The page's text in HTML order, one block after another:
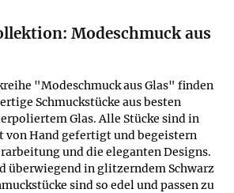
Modeschmuck aus
"Modeschmuck aus Glas" finden
Schmuckstücke aus besten
Glas. Alle Stücke sind in
von Hand gefertigt und begeistern
und die eleganten Designs.
überwiegend in glitzerndem Schwarz
sind so edel und passen zu